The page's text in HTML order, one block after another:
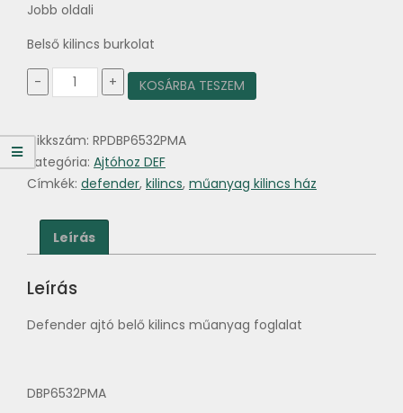
Jobb oldali
Belső kilincs burkolat
-
Defender
belső
jobb
mennyiség
+ KOSÁRBA TESZEM
Cikkszám: RPDBP6532PMA
Kategória: Ajtóhoz DEF
Címkék: defender, kilincs, műanyag kilincs ház
Leírás
Leírás
Defender ajtó belő kilincs műanyag foglalat
DBP6532PMA